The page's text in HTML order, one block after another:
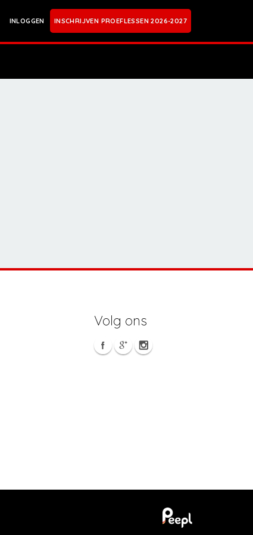
INLOGGEN INSCHRIJVEN PROEFLESSEN 2026-2027
Volg ons